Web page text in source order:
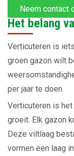
Neem contact
Het belang
Verticuteren is
groen gazon wilt
per jaar te doen.
Verticuteren is
groeit. Elk gazon
Deze viltlaag
vormen een laag